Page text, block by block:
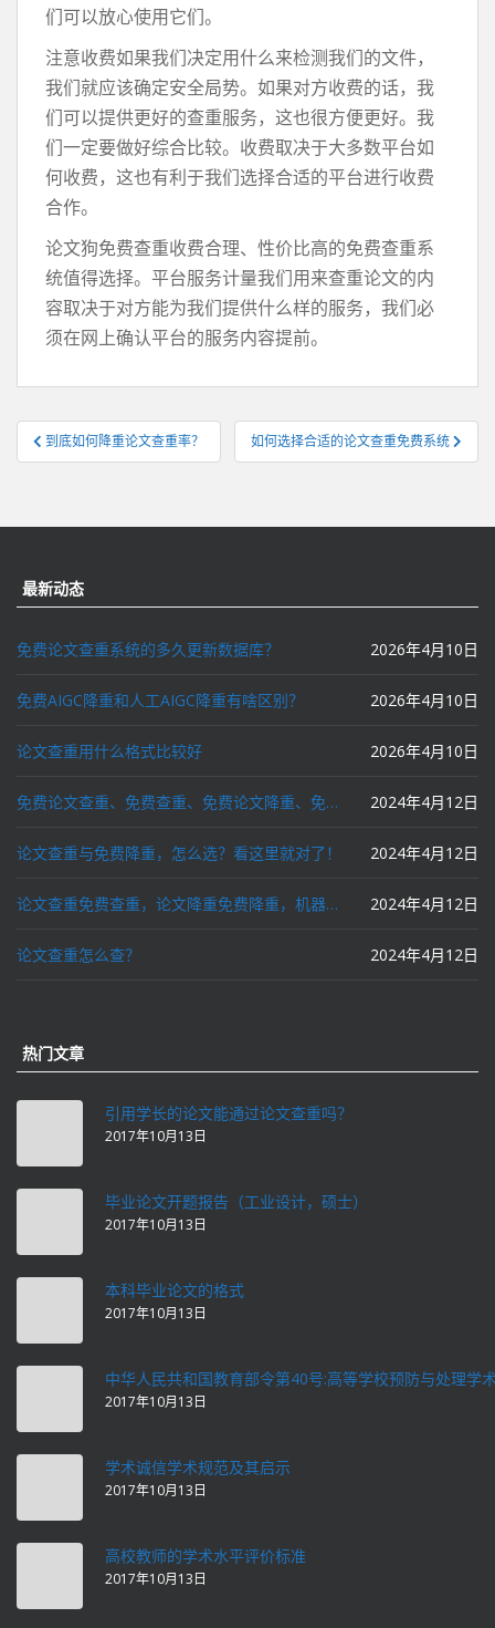
们可以放心使用它们。
注意收费如果我们决定用什么来检测我们的文件，
我们就应该确定安全局势。如果对方收费的话，我
们可以提供更好的查重服务，这也很方便更好。我
们一定要做好综合比较。收费取决于大多数平台如
何收费，这也有利于我们选择合适的平台进行收费
合作。
论文狗免费查重收费合理、性价比高的免费查重系
统值得选择。平台服务计量我们用来查重论文的内
容取决于对方能为我们提供什么样的服务，我们必
须在网上确认平台的服务内容提前。
文
章
航
到底如何降重论文查重率？ 如何选择合适的论文查重免费系统
最新动态
免费论文查重系统的多久更新数据库？ 2026年4月10日
免费AIGC降重和人工AIGC降重有啥区别？ 2026年4月10日
论文查重用什么格式比较好 2026年4月10日
免费论文查重、免费查重、免费论文降重、免费降重、智能降重、一键降重、降低AIGC写作率、AI写论文，这些名词你了解吗？ 2024年4月12日
论文查重与免费降重，怎么选？看这里就对了！ 2024年4月12日
论文查重免费查重，论文降重免费降重，机器降重，人工降重，降低AIGC写作率，ai写论文，都要选论文狗和paperdog以及文思慧达！ 2024年4月12日
论文查重怎么查？ 2024年4月12日
热门文章
引用学长的论文能通过论文查重吗？
2017年10月13日
毕业论文开题报告（工业设计，硕士）
2017年10月13日
本科毕业论文的格式
2017年10月13日
中华人民共和国教育部令第40号:高等学校预防与处理学
2017年10月13日
学术诚信学术规范及其启示
2017年10月13日
高校教师的学术水平评价标准
2017年10月13日